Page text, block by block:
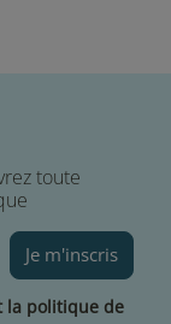
toute
Je m'inscris
la politique de